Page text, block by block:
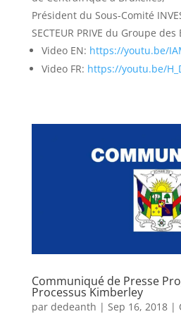
Président du Sous-Comité
SECTEUR PRIVE du Groupe des
Video EN: https://youtu.be/
Video FR: https://youtu.be/
Communiqué de Presse
Processus Kimberley
par dedeanth | Sep 16, 2018|